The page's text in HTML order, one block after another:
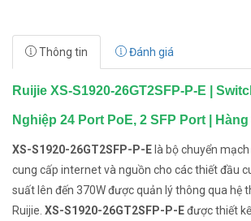
Thông tin Đánh giá
Ruijie XS-S1920-26GT2SFP-P-E |
Nghiệp 24 Port PoE, 2 SFP Port |
XS-S1920-26GT2SFP-P-E là bộ chuyển
cung cấp internet và nguồn cho các thiết đầu
suất lên đến 370W được quản lý thông qua hệ
Ruijie. XS-S1920-26GT2SFP-P-Eđược thiết